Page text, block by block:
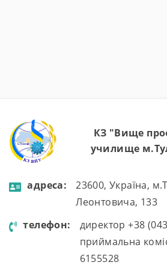
КЗ "Вище
училище
aдресa:
23600, Україна,
Леонтовича, 133
телефон:
директор +38
приймальна
6155528